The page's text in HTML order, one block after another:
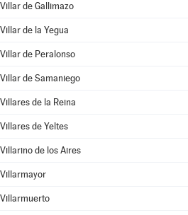
Villar de Gallimazo
Villar de la Yegua
Villar de Peralonso
Villar de Samaniego
Villares de la Reina
Villares de Yeltes
Villarino de los Aires
Villarmayor
Villarmuerto